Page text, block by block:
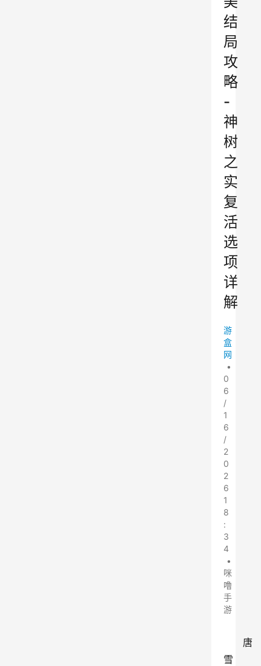
结
局
攻
略
-
神
树
之
实
复
活
选
项
详
解
游
盒
网
•
0
6
/
1
6
/
2
0
2
6
1
8
:
3
4
•
咪
噜
手
游
唐
雪